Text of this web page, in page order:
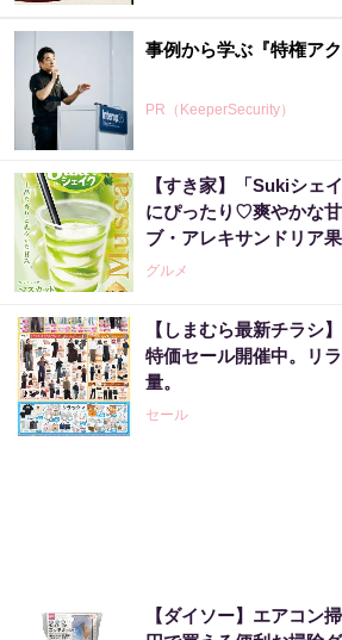
事例から学ぶ『特権アク
PR（KeeperSecurity）
【すき家】「Sukiシェ
にぴったり♡爽やかな
ブ・アレキサンドリア果
グルメ
【しまむら最新チラシ
特価セール開催中。リ
量。
セール
【ダイソー】エアコン